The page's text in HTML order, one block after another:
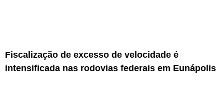
Fiscalização de excesso de velocidade é
intensificada nas rodovias federais em Eunápolis